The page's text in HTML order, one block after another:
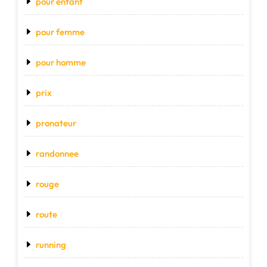
pour femme
pour homme
prix
pronateur
randonnee
rouge
route
running